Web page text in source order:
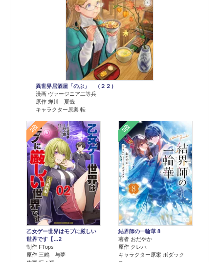
異世界居酒屋「のぶ」 （２２）
漫画 ヴァージニア二等兵
原作 蝉川 夏哉
キャラクター原案 転
2位
乙女ゲー世界はモブに厳しい
世界です【…2
制作 FTops
原作 三嶋 与夢
3位
結界師の一輪華 8
著者 おだやか
原作 クレハ
キャラクター原案 ボダック